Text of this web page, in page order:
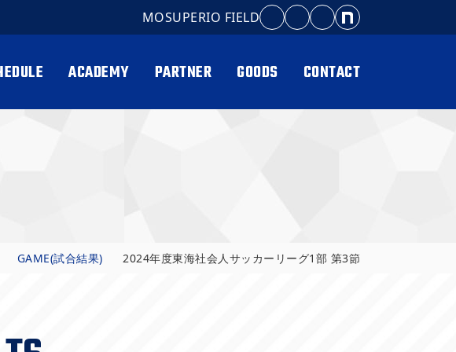
MOSUPERIO FIELD
ACADEMY PARTNER GOODS CONTACT
GAME(試合結果) 2024年度東海社会人サッカーリーグ1部 第3節